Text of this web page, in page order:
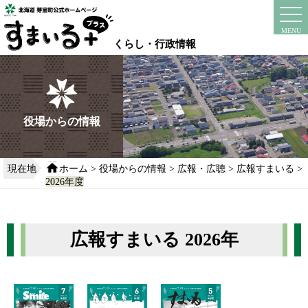
本
文
へ
移
動
る
くらし・行政情報
MENU
instagram
役場からの情報
現在地 ホーム >役場からの情報 > 広報・広聴 > 広報すまいる >
2026年度
広報すまいる 2026年